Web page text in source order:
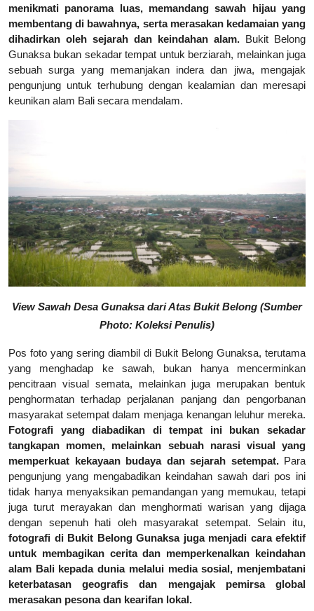
menikmati panorama luas, memandang sawah hijau yang
membentang di bawahnya, serta merasakan kedamaian yang
dihadirkan oleh sejarah dan keindahan alam. Bukit Belong
Gunaksa bukan sekadar tempat untuk berziarah, melainkan juga
sebuah surga yang memanjakan indera dan jiwa, mengajak
pengunjung untuk terhubung dengan kealamian dan meresapi
keunikan alam Bali secara mendalam.
View Sawah Desa Gunaksa dari Atas Bukit Belong (Sumber
Photo: Koleksi Penulis)
Pos foto yang sering diambil di Bukit Belong Gunaksa, terutama
yang menghadap ke sawah, bukan hanya mencerminkan
pencitraan visual semata, melainkan juga merupakan bentuk
penghormatan terhadap perjalanan panjang dan pengorbanan
masyarakat setempat dalam menjaga kenangan leluhur mereka.
Fotografi yang diabadikan di tempat ini bukan sekadar
tangkapan momen, melainkan sebuah narasi visual yang
memperkuat kekayaan budaya dan sejarah setempat.Para
pengunjung yang mengabadikan keindahan sawah dari pos ini
tidak hanya menyaksikan pemandangan yang memukau, tetapi
juga turut merayakan dan menghormati warisan yang dijaga
dengan sepenuh hati oleh masyarakat setempat. Selain itu,
fotografi di Bukit Belong Gunaksa juga menjadi cara efektif
untuk membagikan cerita dan memperkenalkan keindahan
alam Bali kepada dunia melalui media sosial, menjembatani
keterbatasan geografis dan mengajak pemirsa global
merasakan pesona dan kearifan lokal.